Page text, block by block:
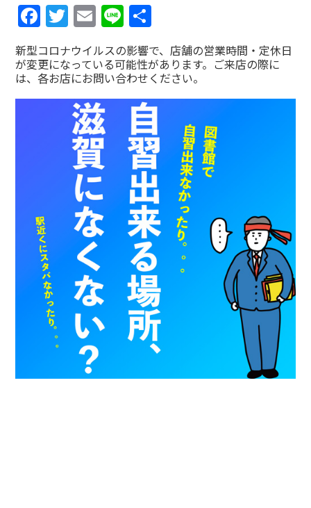
Facebook
Twitter
Email
Line
有
新型コロナウイルスの影響で、店舗の営業時間・定休日
が変更になっている可能性があります。ご来店の際に
は、各お店にお問い合わせください。